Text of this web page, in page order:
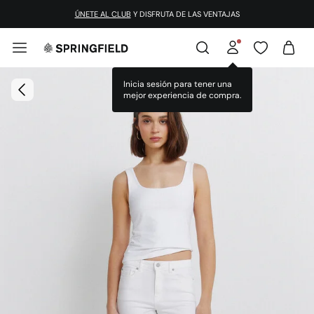
ÚNETE AL CLUB Y DISFRUTA DE LAS VENTAJAS
Inicia sesión para tener una
mejor experiencia de compra.